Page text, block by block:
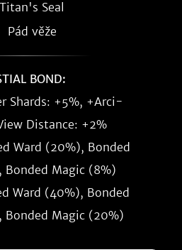
Titan's Seal
Pád věže
BOND:
Shards: +5%, +Arci-
Distance: +2%
Ward (20%), Bonded
Bonded Magic (8%)
Ward (40%), Bonded
Magic (20%)